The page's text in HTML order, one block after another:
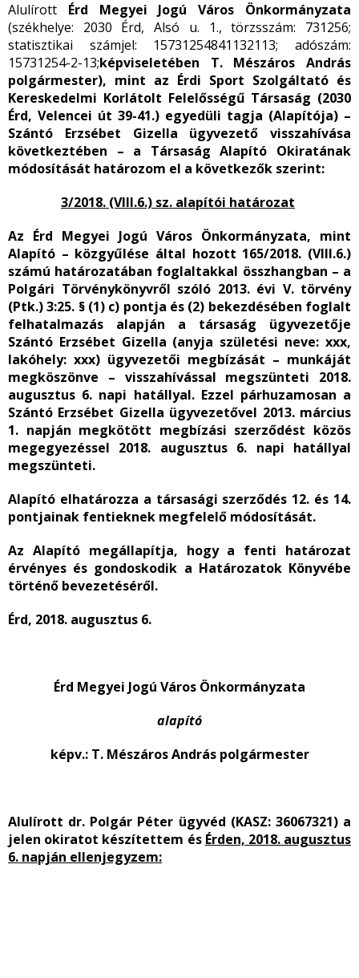
Alulírott Érd Megyei Jogú Város Önkormányzata
(székhelye: 2030 Érd, Alsó u. 1., törzsszám: 731256;
statisztikai számjel: 15731254841132113; adószám:
15731254-2-13;képviseletében T. Mészáros András
polgármester), mint az Érdi Sport Szolgáltató és
Kereskedelmi Korlátolt Felelősségű Társaság (2030
Érd, Velencei út 39-41.) egyedüli tagja (Alapítója) –
Szántó Erzsébet Gizella ügyvezető visszahívása
következtében – a Társaság Alapító Okiratának
módosítását határozom el a következők szerint:
3/2018. (VIII.6.) sz. alapítói határozat
Az Érd Megyei Jogú Város Önkormányzata, mint
Alapító – közgyűlése által hozott 165/2018. (VIII.6.)
számú határozatában foglaltakkal összhangban – a
Polgári Törvénykönyvről szóló 2013. évi V. törvény
(Ptk.) 3:25. § (1) c) pontja és (2) bekezdésében foglalt
felhatalmazás alapján a társaság ügyvezetője
Szántó Erzsébet Gizella (anyja születési neve: xxx,
lakóhely: xxx) ügyvezetői megbízását – munkáját
megköszönve – visszahívással megszünteti 2018.
augusztus 6. napi hatállyal. Ezzel párhuzamosan a
Szántó Erzsébet Gizella ügyvezetővel 2013. március
1. napján megkötött megbízási szerződést közös
megegyezéssel 2018. augusztus 6. napi hatállyal
megszünteti.
Alapító elhatározza a társasági szerződés 12. és 14.
pontjainak fentieknek megfelelő módosítását.
Az Alapító megállapítja, hogy a fenti határozat
érvényes és gondoskodik a Határozatok Könyvébe
történő bevezetéséről.
Érd, 2018. augusztus 6.
Érd Megyei Jogú Város Önkormányzata
alapító
képv.: T. Mészáros András polgármester
Alulírott dr. Polgár Péter ügyvéd (KASZ: 36067321) a
jelen okiratot készítettem és Érden, 2018. augusztus
6. napján ellenjegyzem: